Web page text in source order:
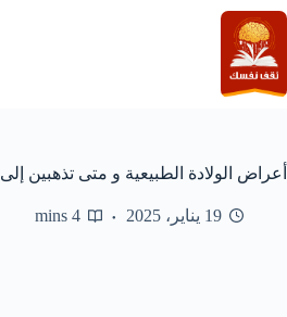
التجاوز
إلى
المحتوى
أعراض الولادة الطبيعية و متى تذهبين
19 يناير، 2025 4 mins